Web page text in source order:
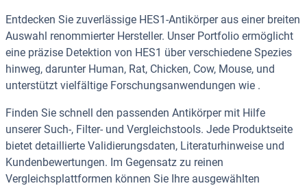
Entdecken Sie zuverlässige HES1-Antikörper aus einer breiten
Auswahl renommierter Hersteller. Unser Portfolio ermöglicht
eine präzise Detektion von HES1 über verschiedene Spezies
hinweg, darunter Human, Rat, Chicken, Cow, Mouse, und
unterstützt vielfältige Forschungsanwendungen wie .
Finden Sie schnell den passenden Antikörper mit Hilfe
unserer Such-, Filter- und Vergleichstools. Jede Produktseite
bietet detaillierte Validierungsdaten, Literaturhinweise und
Kundenbewertungen. Im Gegensatz zu reinen
Vergleichsplattformen können Sie Ihre ausgewählten